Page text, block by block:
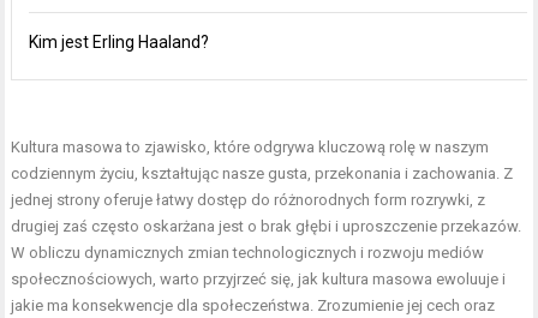
Kim jest Erling Haaland?
Kultura masowa to zjawisko, które odgrywa kluczową rolę w naszym
codziennym życiu, kształtując nasze gusta, przekonania i zachowania. Z
jednej strony oferuje łatwy dostęp do różnorodnych form rozrywki, z
drugiej zaś często oskarżana jest o brak głębi i uproszczenie przekazów.
W obliczu dynamicznych zmian technologicznych i rozwoju mediów
społecznościowych, warto przyjrzeć się, jak kultura masowa ewoluuje i
jakie ma konsekwencje dla społeczeństwa. Zrozumienie jej cech oraz